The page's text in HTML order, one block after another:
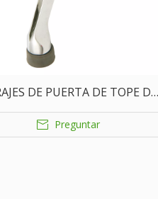
DE PUERTA DE TOPE DE
PUERTA DE LATÓN
Preguntar